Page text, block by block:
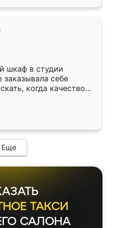
шкаф в студии
заказывала себе
когда качеством
кухня уже почти
Еще
ТАКСИ
САЛОНА